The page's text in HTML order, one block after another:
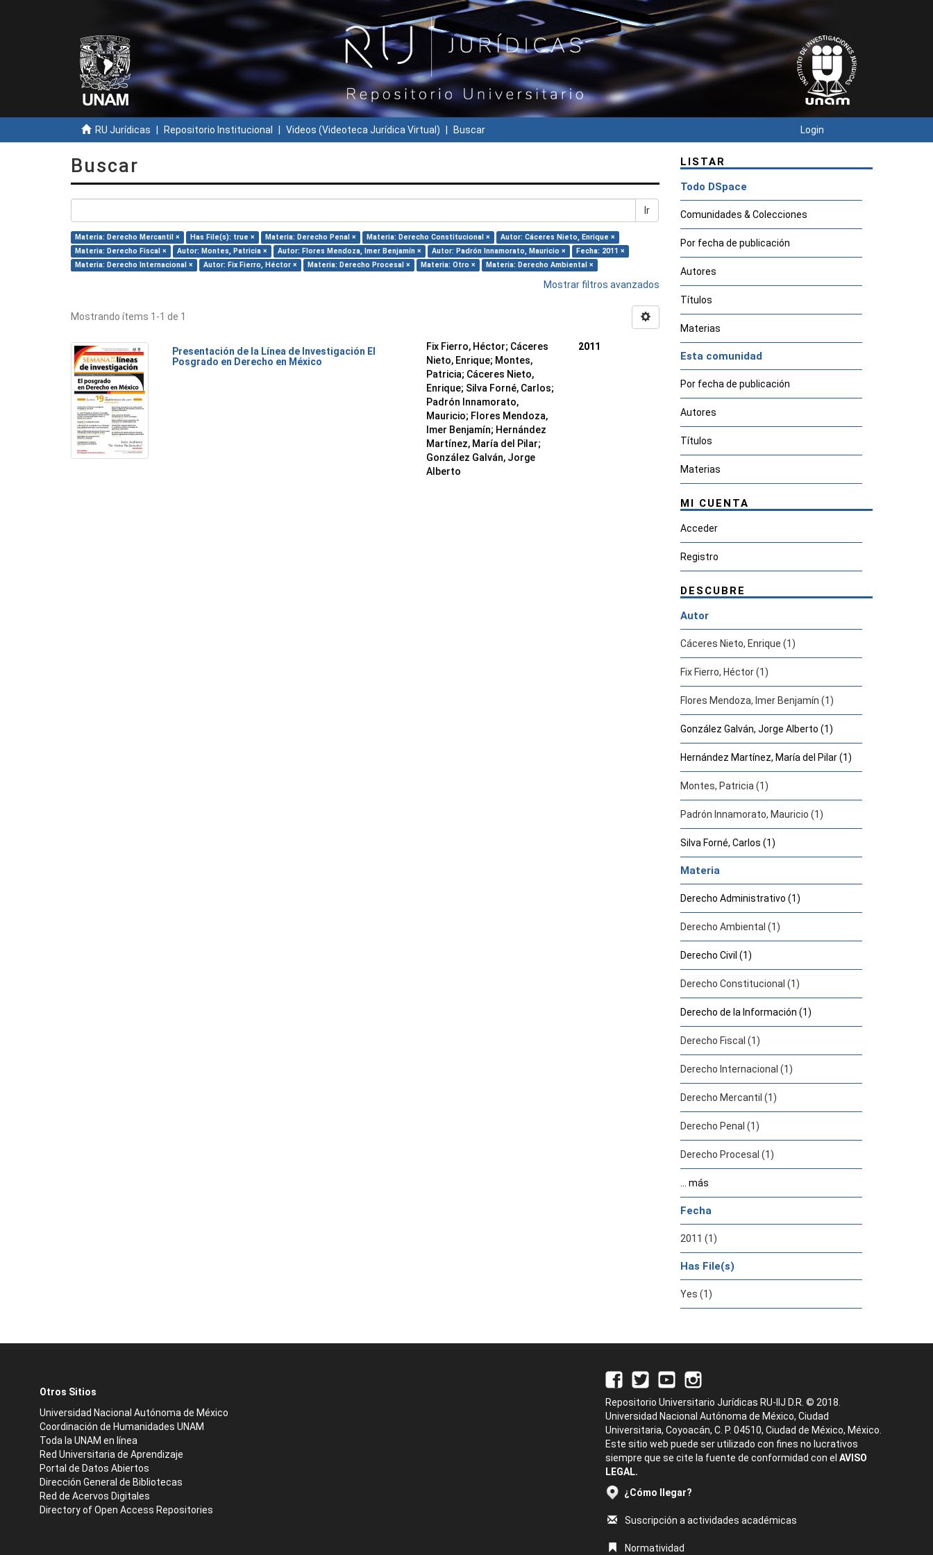
RU Jurídicas Repositorio Institucional Videos (Videoteca Jurídica Virtual) Buscar Login
Buscar
Ir
Materia: Derecho Mercantil × Has File(s): true × Materia: Derecho Penal × Materia: Derecho Constitucional ×
Autor: Cáceres Nieto, Enrique ×
Materia: Derecho Fiscal ×
Autor: Montes, Patricia × Autor: Flores Mendoza, Imer Benjamín × Autor: Padrón Innamorato, Mauricio ×
Fecha: 2011 ×
Materia: Derecho Internacional ×
Autor: Fix Fierro, Héctor × Materia: Derecho Procesal × Materia: Otro × Materia: Derecho Ambiental ×
Mostrar filtros avanzados
Mostrando ítems 1-1 de 1
Presentación de la Línea de Investigación El
Posgrado en Derecho en México
Fix Fierro, Héctor; Cáceres
Nieto, Enrique; Montes,
Patricia; Cáceres Nieto,
Enrique; Silva Forné, Carlos;
Padrón Innamorato,
Mauricio; Flores Mendoza,
Imer Benjamín; Hernández
Martínez, María del Pilar;
González Galván, Jorge
Alberto
2011
LISTAR
Todo DSpace
Comunidades & Colecciones
Por fecha de publicación
Autores
Títulos
Materias
Esta comunidad
Por fecha de publicación
Autores
Títulos
Materias
MI CUENTA
Acceder
Registro
DESCUBRE
Autor
Cáceres Nieto, Enrique (1)
Fix Fierro, Héctor (1)
Flores Mendoza, Imer Benjamín (1)
González Galván, Jorge Alberto (1)
Hernández Martínez, María del Pilar (1)
Montes, Patricia (1)
Padrón Innamorato, Mauricio (1)
Silva Forné, Carlos (1)
Materia
Derecho Administrativo (1)
Derecho Ambiental (1)
Derecho Civil (1)
Derecho Constitucional (1)
Derecho de la Información (1)
Derecho Fiscal (1)
Derecho Internacional (1)
Derecho Mercantil (1)
Derecho Penal (1)
Derecho Procesal (1)
... más
Fecha
2011 (1)
Has File(s)
Yes (1)
Otros Sitios
Universidad Nacional Autónoma de México
Coordinación de Humanidades UNAM
Toda la UNAM en línea
Red Universitaria de Aprendizaje
Portal de Datos Abiertos
Dirección General de Bibliotecas
Red de Acervos Digitales
Directory of Open Access Repositories
Repositorio Universitario Jurídicas RU-IIJ D.R. © 2018.
Universidad Nacional Autónoma de México, Ciudad
Universitaria, Coyoacán, C. P. 04510, Ciudad de México, México.
Este sitio web puede ser utilizado con fines no lucrativos
siempre que se cite la fuente de conformidad con el AVISO
LEGAL.
¿Cómo llegar?
Suscripción a actividades académicas
Normatividad